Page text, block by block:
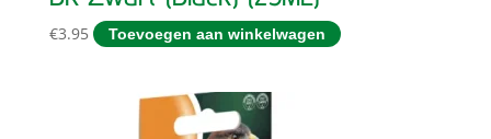
€3.95 Toevoegen aan winkelwagen